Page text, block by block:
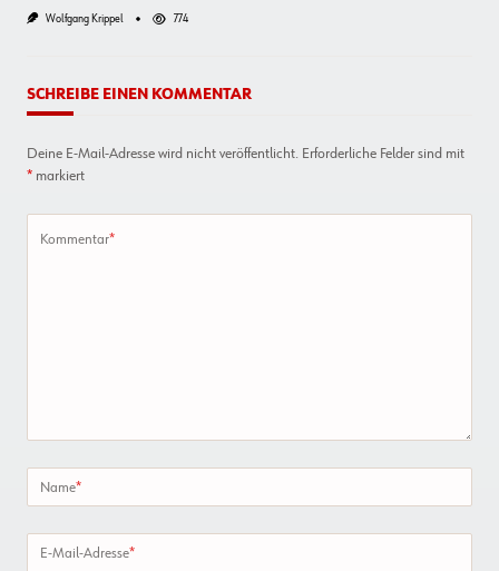
Wolfgang Krippel 774
SCHREIBE EINEN KOMMENTAR
Deine E-Mail-Adresse wird nicht veröffentlicht. Erforderliche Felder sind mit
* markiert
Kommentar*
Name*
E-Mail-Adresse*